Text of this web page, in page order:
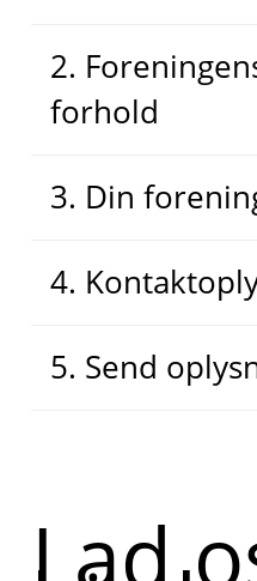
2.
forhold
3. Din
4.
5. Send
Lad